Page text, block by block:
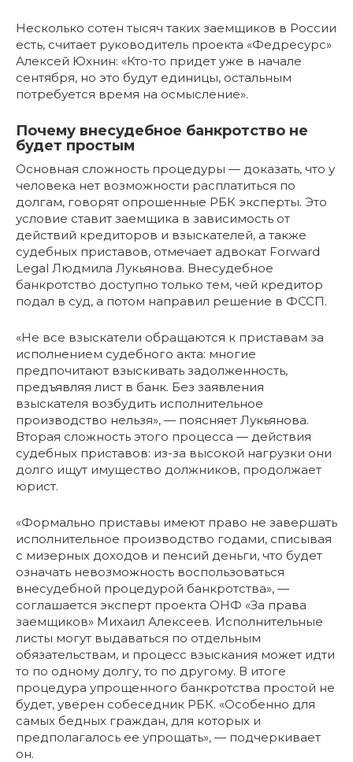
Несколько сотен тысяч таких заемщиков в России
есть, считает руководитель проекта «Федресурс»
Алексей Юхнин: «Кто-то придет уже в начале
сентября, но это будут единицы, остальным
потребуется время на осмысление».
Почему внесудебное банкротство не
будет простым
Основная сложность процедуры — доказать, что у
человека нет возможности расплатиться по
долгам, говорят опрошенные РБК эксперты. Это
условие ставит заемщика в зависимость от
действий кредиторов и взыскателей, а также
судебных приставов, отмечает адвокат Forward
Legal Людмила Лукьянова. Внесудебное
банкротство доступно только тем, чей кредитор
подал в суд, а потом направил решение в ФССП.
«Не все взыскатели обращаются к приставам за
исполнением судебного акта: многие
предпочитают взыскивать задолженность,
предъявляя лист в банк. Без заявления
взыскателя возбудить исполнительное
производство нельзя», — поясняет Лукьянова.
Вторая сложность этого процесса — действия
судебных приставов: из-за высокой нагрузки они
долго ищут имущество должников, продолжает
юрист.
«Формально приставы имеют право не завершать
исполнительное производство годами, списывая
с мизерных доходов и пенсий деньги, что будет
означать невозможность воспользоваться
внесудебной процедурой банкротства», —
соглашается эксперт проекта ОНФ «За права
заемщиков» Михаил Алексеев. Исполнительные
листы могут выдаваться по отдельным
обязательствам, и процесс взыскания может идти
то по одному долгу, то по другому. В итоге
процедура упрощенного банкротства простой не
будет, уверен собеседник РБК. «Особенно для
самых бедных граждан, для которых и
предполагалось ее упрощать», — подчеркивает
он.